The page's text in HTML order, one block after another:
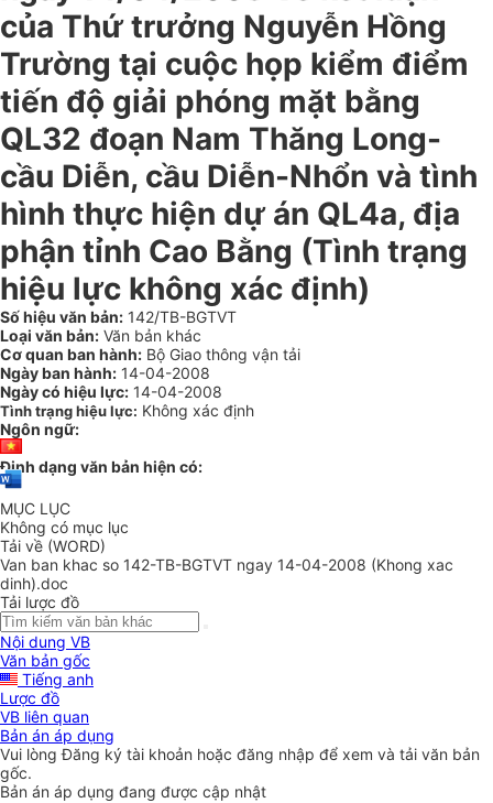
của Thứ trưởng Nguyễn Hồng
Trường tại cuộc họp kiểm điểm
tiến độ giải phóng mặt bằng
QL32 đoạn Nam Thăng Long-
cầu Diễn, cầu Diễn-Nhổn và tình
hình thực hiện dự án QL4a, địa
phận tỉnh Cao Bằng (Tình trạng
hiệu lực không xác định)
Số hiệu văn bản: 142/TB-BGTVT
Loại văn bản: Văn bản khác
Cơ quan ban hành: Bộ Giao thông vận tải
Ngày ban hành: 14-04-2008
Ngày có hiệu lực: 14-04-2008
Tình trạng hiệu lực: Không xác định
Ngôn ngữ:
Định dạng văn bản hiện có:
MỤC LỤC
Không có mục lục
Tải về (WORD)
Van ban khac so 142-TB-BGTVT ngay 14-04-2008 (Khong xac
dinh).doc
Tải lược đồ
Nội dung VB
Văn bản gốc
Tiếng anh
Lược đồ
VB liên quan
Bản án áp dụng
Vui lòngĐăng ký tài khoản hoặc đăng nhập để xem và tải văn bản
gốc.
Bản án áp dụng đang được cập nhật